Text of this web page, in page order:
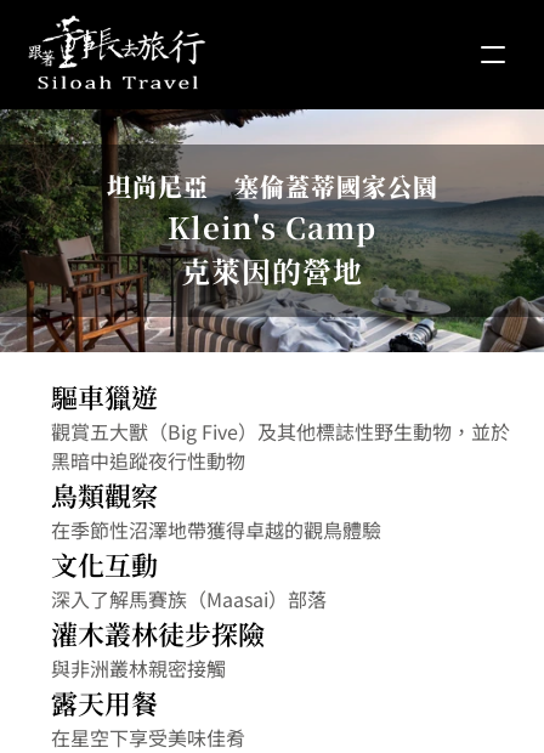
坦尚尼亞　塞倫蓋蒂國家公園
Klein's Camp
克萊因的營地
驅車獵遊
觀賞五大獸（Big Five）及其他標誌性野生動物，並於
黑暗中追蹤夜行性動物
鳥類觀察
在季節性沼澤地帶獲得卓越的觀鳥體驗
文化互動
深入了解馬賽族（Maasai）部落
灌木叢林徒步探險
與非洲叢林親密接觸
露天用餐
在星空下享受美味佳肴